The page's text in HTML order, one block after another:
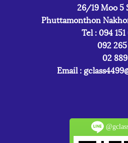
26/19 Moo 5
Phuttamonthon
Tel : 094 151
092 265
02 889
Email :